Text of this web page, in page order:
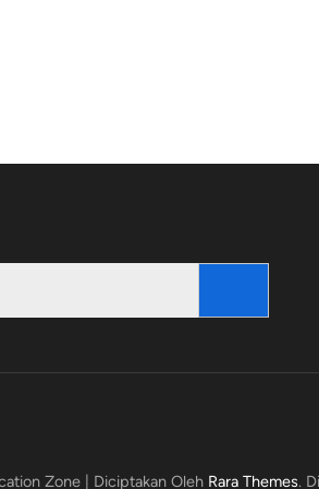
Zone | Diciptakan Oleh Rara Themes.